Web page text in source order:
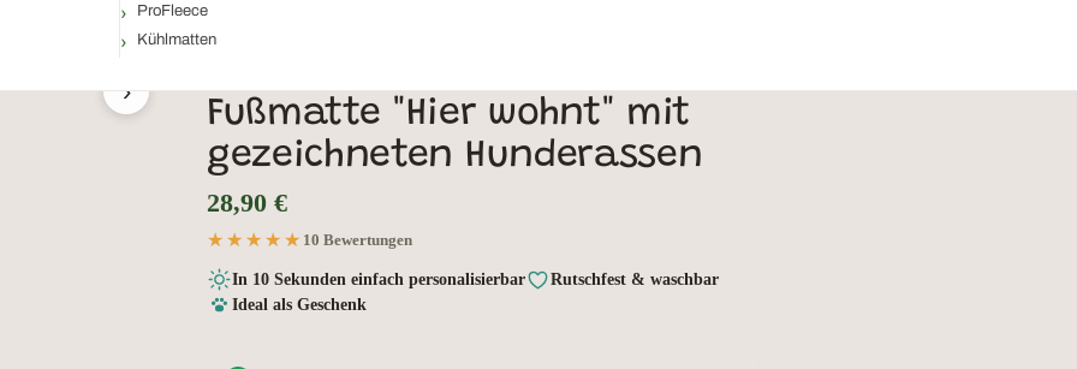
ProFleece
Kühlmatten
›
Fußmatte "Hier wohnt" mit
gezeichneten Hunderassen
28,90 €
★★★★★
★★★★★ 10 Bewertungen
In 10 Sekunden einfach personalisierbar
Rutschfest & waschbar
Ideal als Geschenk